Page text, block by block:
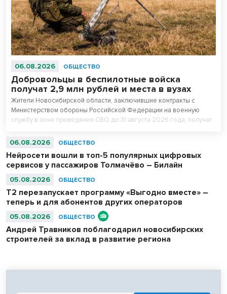
06.08.2026 ОБЩЕСТВО
Добровольцы в беспилотные войска
получат 2,9 млн рублей и места в вузах
Жители Новосибирской области, заключившие контракты с
Министерством обороны Российской Федерации на военную
службу в зоне проведения СВО до 31 августа 2026 года, получат
поддержки бойцов и ветеранов в регионе создана действенная
поступить в колледжи и вузы, но набравшим ниже проходных
баллов, получают право на приоритетное зачисление в вузы и
колледжи на безвозмездной основе.
06.08.2026 ОБЩЕСТВО
Нейросети вошли в топ-5 популярных цифровых
сервисов у пассажиров Толмачёво – Билайн
05.08.2026 ОБЩЕСТВО
Т2 перезапускает программу «Выгодно вместе» –
теперь и для абонентов других операторов
05.08.2026 ОБЩЕСТВО
Андрей Травников поблагодарил новосибирских
строителей за вклад в развитие региона